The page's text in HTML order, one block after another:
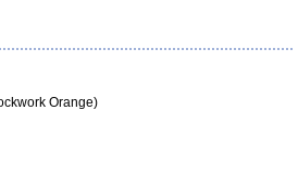
Orange)